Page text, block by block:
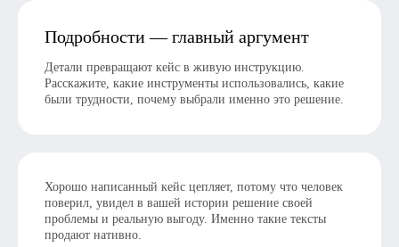
Подробности — главный аргумент
Детали превращают кейс в живую инструкцию.
Расскажите, какие инструменты использовались, какие
были трудности, почему выбрали именно это решение.
Хорошо написанный кейс цепляет, потому что человек
поверил, увидел в вашей истории решение своей
проблемы и реальную выгоду. Именно такие тексты
продают нативно.
+7 (926) 121-88-08